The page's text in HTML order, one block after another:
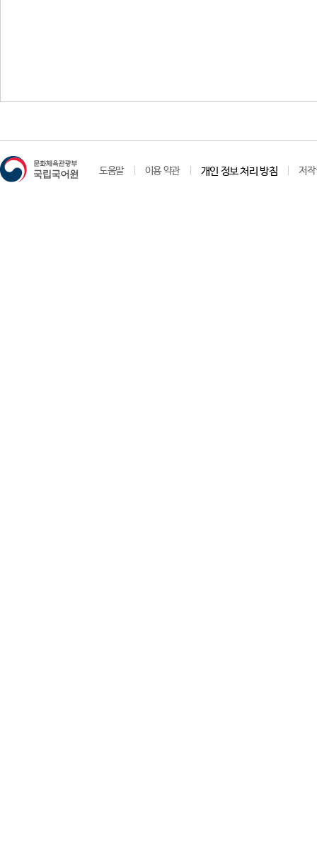
도움말 이용 약관 개인 정보 처리 방침 저